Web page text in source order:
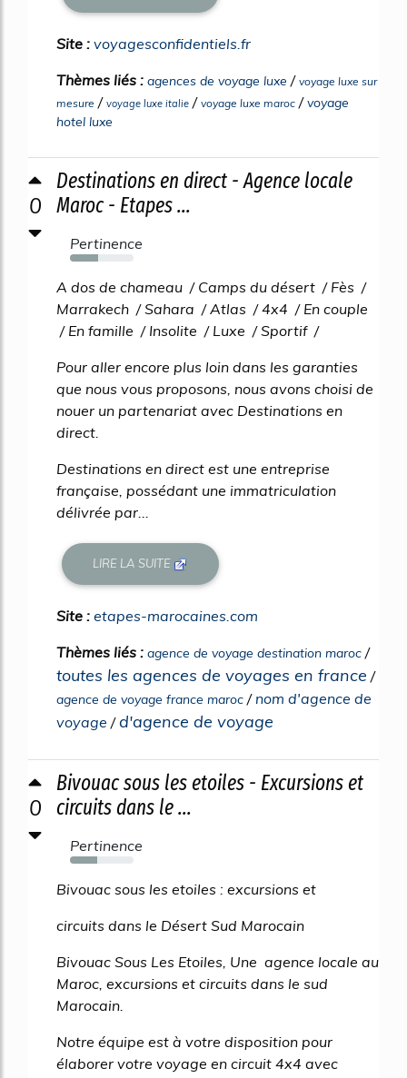
Site : voyagesconfidentiels.fr
Thèmes liés : agences de voyage luxe / voyage luxe sur
mesure / voyage luxe italie / voyage luxe maroc /voyage
hotel luxe
0
Destinations en direct - Agence locale
Maroc - Etapes ...
Pertinence
44%
A dos de chameau / Camps du désert / Fès /
Marrakech / Sahara / Atlas / 4x4 / En couple
/ En famille / Insolite / Luxe / Sportif /
Pour aller encore plus loin dans les garanties
que nous vous proposons, nous avons choisi de
nouer un partenariat avec Destinations en
direct.
Destinations en direct est une entreprise
française, possédant une immatriculation
délivrée par...
LIRE LA SUITE
Site : etapes-marocaines.com
Thèmes liés : agence de voyage destination maroc /
toutes les agences de voyages en france /
agence de voyage france maroc / nom d'agence de
voyage /d'agence de voyage
0
Bivouac sous les etoiles - Excursions et
circuits dans le ...
Pertinence
43%
Bivouac sous les etoiles : excursions et
circuits dans le Désert Sud Marocain
Bivouac Sous Les Etoiles, Une agence locale au
Maroc, excursions et circuits dans le sud
Marocain.
Notre équipe est à votre disposition pour
élaborer votre voyage en circuit 4x4 avec